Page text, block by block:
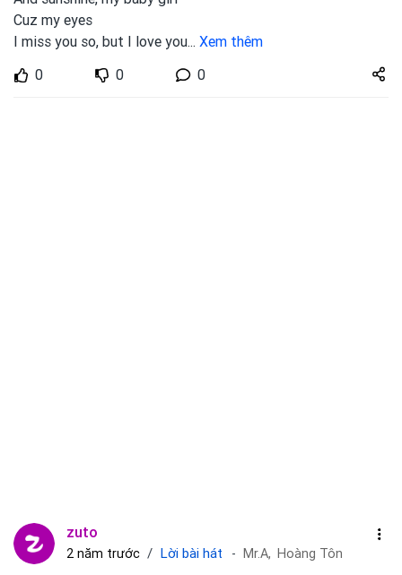
Cuz my eyes
I miss you so, but I love you... Xem thêm
0
0 0
Share
zuto.vn
zuto
2 năm trước Lời bài hát Mr.A, Hoàng Tôn